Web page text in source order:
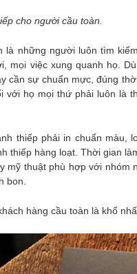
cho người cầu toàn.
là những người luôn tìm
mọi việc xung quanh họ.
cần sự chuẩn mực, đúng
với họ mọi thứ phải luôn là
thiếp phải in chuẩn màu,
thiếp hàng loạt. Thời gian
mỹ thuật phù hợp với nhóm
bon.
hàng cầu toàn là khổ